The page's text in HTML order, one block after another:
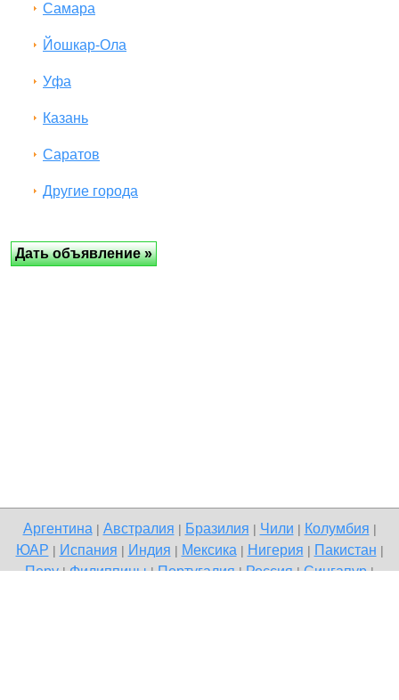
Самара
Йошкар-Ола
Уфа
Казань
Саратов
Другие города
Аргентина| Австралия Бразилия Чили Колумбия
ЮАР Испания Индия Мексика| Нигерия Пакистан
Перу|Филиппины|Португалия|Россия|Сингапур|